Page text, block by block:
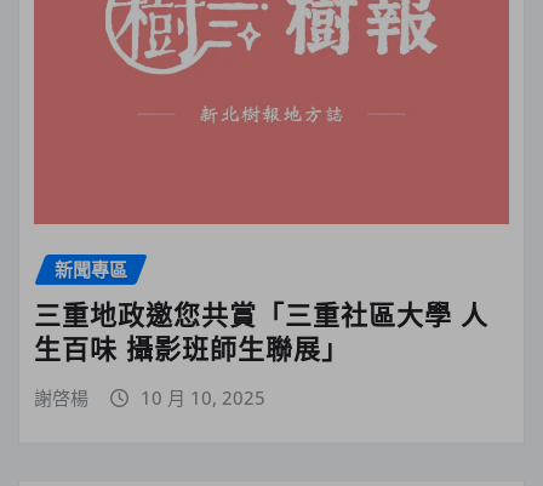
新聞專區
三重地政邀您共賞「三重社區大學 人
生百味 攝影班師生聯展」
謝啓楊 10 月 10, 2025